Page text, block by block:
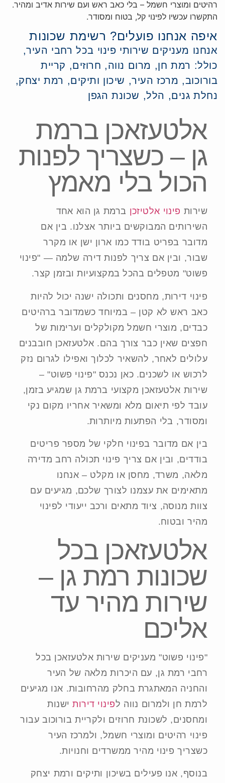
רהיטים ומוצרי חשמל – בלי כאב ראש ועם שירות אדיב ומהיר.
התקשרו עכשיו לפינוי קל, בטוח ומסודר.
איפה אנחנו פועלים? רשימת שכונות
אנחנו מעניקים שירותי פינוי בכל רחבי העיר,
כולל: רמת חן, מרום נווה, חרוזים, קריית
בורוכוב, מרכז העיר, שיכון ותיקים, רמת יצחק,
נחלת גנים, הלל, שכונת הגפן
אלטעזאכן ברמת
גן – כשצריך לפנות
הכול בלי מאמץ
שירות פינוי אלטיזכן ברמת גן הוא אחד
השירותים המבוקשים ביותר אצלנו. בין אם
מדובר בפריט בודד כמו ארון ישן או מקרר
שבור, ובין אם צריך לפנות דירה שלמה — "פינוי
פשוט" מטפלים בהכל במקצועיות ובזמן קצר.
פינוי דירות, מחסנים ותכולה ישנה יכול להיות
כאב ראש לא קטן – במיוחד כשמדובר ברהיטים
כבדים, מוצרי חשמל מקולקלים וערימות של
חפצים שאין כבר צורך בהם. אלטעזאכן חובבנים
עלולים לאחר, להשאיר לכלוך ואפילו לגרום נזק
לרכוש או לשכנים. כאן נכנס "פינוי פשוט" –
שירות אלטעזאכן מקצועי ברמת גן שמגיע בזמן,
עובד לפי תיאום מלא ומשאיר אחריו מקום נקי
ומסודר, בלי הפתעות מיותרות.
בין אם מדובר בפינוי חלקי של מספר פריטים
בודדים, ובין אם צריך פינוי תכולה רחב מדירה
מלאה, משרד, מחסן או מקלט – אנחנו
מתאימים את עצמנו לצורך שלכם, מגיעים עם
צוות מנוסה, ציוד מתאים ורכב ייעודי לפינוי
מהיר ובטוח.
אלטעזאכן בכל
שכונות רמת גן –
שירות מהיר עד
אליכם
"פינוי פשוט" מעניקים שירות אלטעזאכן בכל
רחבי רמת גן, עם היכרות מלאה של העיר
והחניה המאתגרת בחלק מהרחובות. אנו מגיעים
לרמת חן ולמרום נווה לפינוי דירותישנות
ומחסנים, לשכונת חרוזים ולקריית בורוכוב עבור
פינוי רהיטים ומוצרי חשמל, ולמרכז העיר
כשצריך פינוי מהיר ממשרדים וחנויות.
בנוסף, אנו פעילים בשיכון ותיקים ורמת יצחק